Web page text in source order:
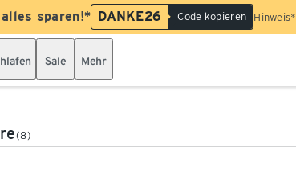
sparen!* DANKE26 Code kopieren Hinweis*
Sale Mehr
(8)